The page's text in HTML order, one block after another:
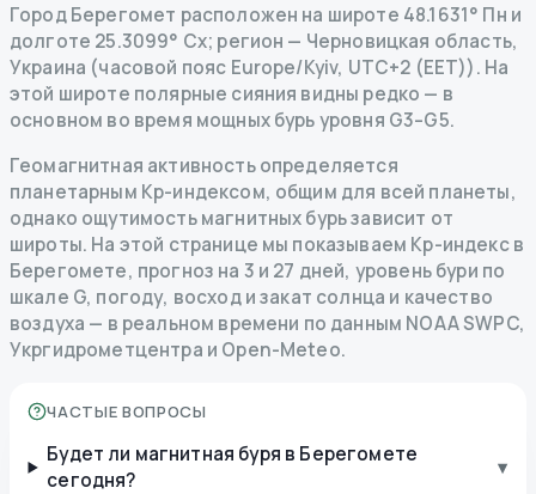
Город Берегомет расположен на широте 48.1631° Пн и
долготе 25.3099° Сх; регион — Черновицкая область,
Украина (часовой пояс Europe/Kyiv, UTC+2 (EET)). На
этой широте полярные сияния видны редко — в
основном во время мощных бурь уровня G3–G5.
Геомагнитная активность определяется
планетарным Kp-индексом, общим для всей планеты,
однако ощутимость магнитных бурь зависит от
широты. На этой странице мы показываем Kp-индекс в
Берегомете, прогноз на 3 и 27 дней, уровень бури по
шкале G, погоду, восход и закат солнца и качество
воздуха — в реальном времени по данным NOAA SWPC,
Укргидрометцентра и Open-Meteo.
ЧАСТЫЕ ВОПРОСЫ
Будет ли магнитная буря в Берегомете
сегодня?
▾